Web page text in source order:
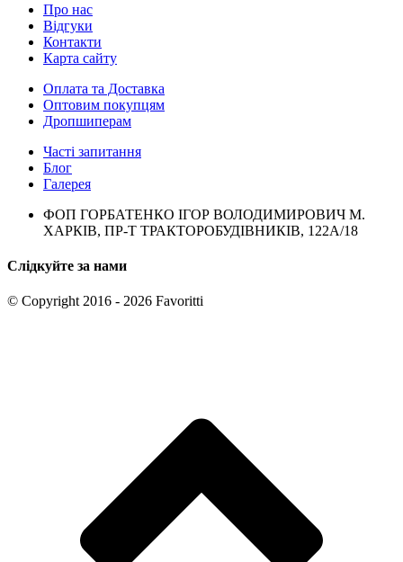
Про нас
Відгуки
Контакти
Карта сайту
Оплата та Доставка
Оптовим покупцям
Дропшиперам
Часті запитання
Блог
Галерея
ФОП ГОРБАТЕНКО ІГОР ВОЛОДИМИРОВИЧ М.
ХАРКІВ, ПР-Т ТРАКТОРОБУДІВНИКІВ, 122А/18
Слідкуйте за нами
© Copyright 2016 - 2026 Favoritti